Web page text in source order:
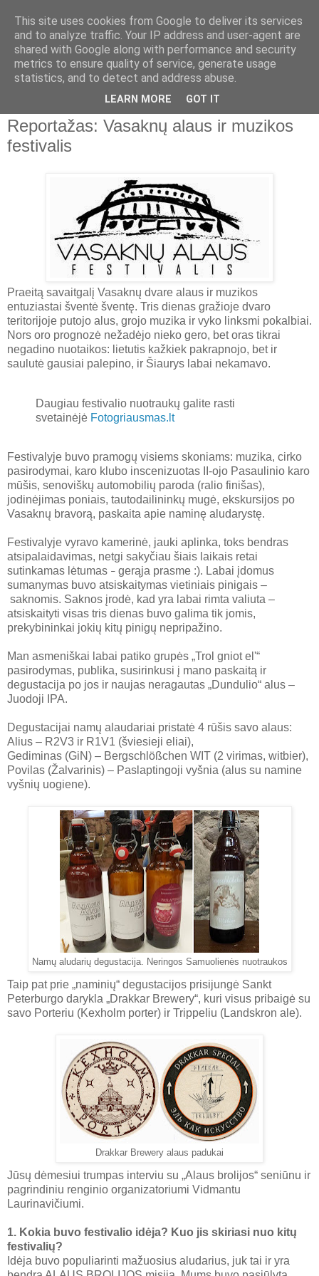
Apie alų
Namų aludario pastebėjimai apie naminį ir pramoninį alų,
alaus ir kombučios gamyba namuose
Reportažas: Vasaknų alaus ir muzikos
festivalis
Praeitą savaitgalį Vasaknų dvare alaus ir muzikos
entuziastai šventė šventę. Tris dienas gražioje dvaro
teritorijoje putojo alus, grojo muzika ir vyko linksmi pokalbiai.
Nors oro prognozė nežadėjo nieko gero, bet oras tikrai
negadino nuotaikos: lietutis kažkiek pakrapnojo, bet ir
saulutė gausiai palepino, ir Šiaurys labai nekamavo.
Daugiau festivalio nuotraukų galite rasti
svetainėjė Fotogriausmas.lt
Festivalyje buvo pramogų visiems skoniams: muzika, cirko
pasirodymai, karo klubo inscenizuotas II-ojo Pasaulinio karo
mūšis, senoviškų automobilių paroda (ralio finišas),
jodinėjimas poniais, tautodailininkų mugė, ekskursijos po
Vasaknų bravorą, paskaita apie naminę aludarystę.
Festivalyje vyravo kamerinė, jauki aplinka, toks bendras
atsipalaidavimas, netgi sakyčiau šiais laikais retai
sutinkamas lėtumas – gerąja prasme :). Labai įdomus
sumanymas buvo atsiskaitymas vietiniais pinigais –
saknomis. Saknos įrodė, kad yra labai rimta valiuta –
atsiskaityti visas tris dienas buvo galima tik jomis,
prekybininkai jokių kitų pinigų nepripažino.
Man asmeniškai labai patiko grupės „Trol gniot el'“
pasirodymas, publika, susirinkusi į mano paskaitą ir
degustacija po jos ir naujas neragautas „Dundulio“ alus –
Juodoji IPA.
Degustacijai namų alaudariai pristatė 4 rūšis savo alaus:
Alius – R2V3 ir R1V1 (šviesieji eliai),
Gediminas (GiN) – Bergschlößchen WIT (2 virimas, witbier),
Povilas (Žalvarinis) – Paslaptingoji vyšnia (alus su namine
vyšnių uogiene).
Namų aludarių degustacija. Neringos Samuolienės nuotraukos
Taip pat prie „naminių“ degustacijos prisijungė Sankt
Peterburgo darykla „Drakkar Brewery“, kuri visus pribaigė su
savo Porteriu (Kexholm porter) ir Trippeliu (Landskron ale).
Drakkar Brewery alaus padukai
Jūsų dėmesiui trumpas interviu su „Alaus brolijos“ seniūnu ir
pagrindiniu renginio organizatoriumi Vidmantu
Laurinavičiumi.
1. Kokia buvo festivalio idėja? Kuo jis skiriasi nuo kitų
festivalių?
Idėja buvo populiarinti mažuosius aludarius, juk tai ir yra
This site uses cookies from Google to deliver its services
and to analyze traffic. Your IP address and user-agent are
shared with Google along with performance and security
metrics to ensure quality of service, generate usage
statistics, and to detect and address abuse.
LEARN MORE GOT IT